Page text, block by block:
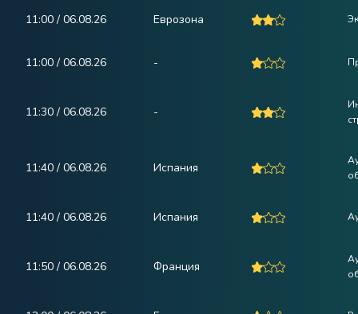
11:00 / 06.08.26 Еврозона
11:00 / 06.08.26 -
11:30 / 06.08.26 -
11:40 / 06.08.26 Испания
11:40 / 06.08.26 Испания
11:50 / 06.08.26 Франция